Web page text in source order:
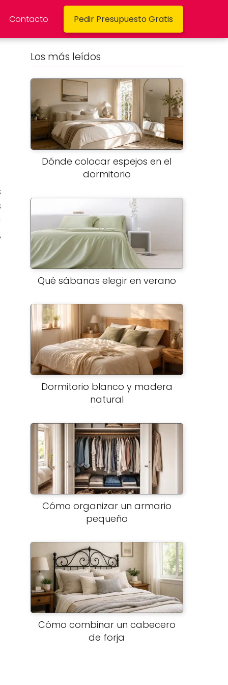
Contacto Pedir Presupuesto Gratis
Los más leídos
Dónde colocar espejos en el
dormitorio
Qué sábanas elegir en verano
Dormitorio blanco y madera
natural
Cómo organizar un armario
pequeño
Cómo combinar un cabecero
de forja